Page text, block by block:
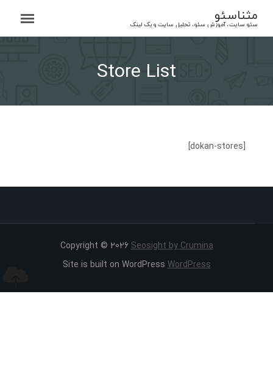
content
مثناسئو
سئو سایت، آموزش سئو، تحلیل سایت و بک لینک
Store List
[dokan-stores]
Copyright © 2026Seosight by Crumina
Site is built on WordPressWordPress